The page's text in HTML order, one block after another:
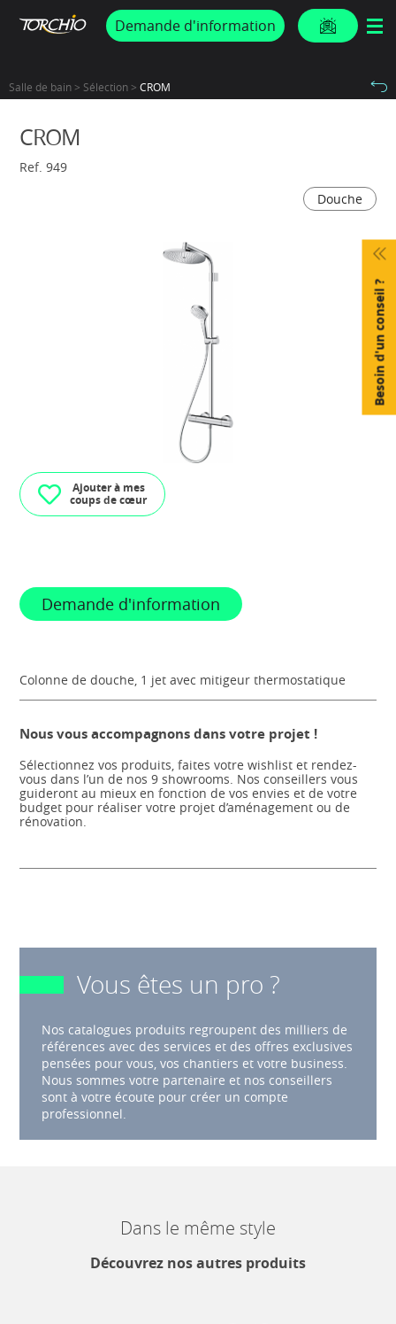
PROMOS & ACTUSDemande d'information
Salle de bain > Sélection > CROM
Besoin d'un conseil ?
CROM
Ref. 949
Douche
Ajouter à mes
coups de cœur
Demande d'information
Colonne de douche, 1 jet avec mitigeur thermostatique
Nous vous accompagnons dans votre projet !
Sélectionnez vos produits, faites votre wishlist et rendez-
vous dans l’un de nos 9 showrooms. Nos conseillers vous
guideront au mieux en fonction de vos envies et de votre
budget pour réaliser votre projet d’aménagement ou de
rénovation.
Vous êtes un pro ?
Nos catalogues produits regroupent des milliers de
références avec des services et des offres exclusives
pensées pour vous, vos chantiers et votre business.
Nous sommes votre partenaire et nos conseillers
sont à votre écoute pour créer un compte
professionnel.
Dans le même style
Découvrez nos autres produits